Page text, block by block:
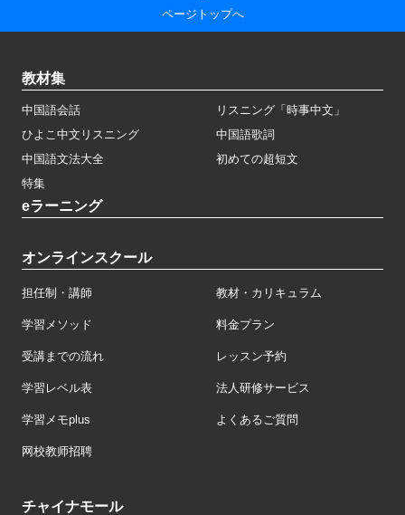
ページトップへ
教材集
中国語会話
リスニング「時事中文」
ひよこ中文リスニング
中国語歌詞
中国語文法大全
初めての超短文
特集
eラーニング
オンラインスクール
担任制・講師 教材・カリキュラム
学習メソッド 料金プラン
受講までの流れ レッスン予約
学習レベル表 法人研修サービス
学習メモplus よくあるご質問
网校教师招聘
チャイナモール